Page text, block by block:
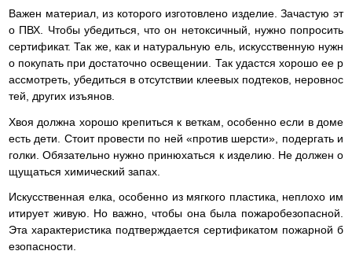
Важен материал, из которого изготовлено изделие. Зачастую эт
о ПВХ. Чтобы убедиться, что он нетоксичный, нужно попросить
сертификат. Так же, как и натуральную ель, искусственную нужн
о покупать при достаточно освещении. Так удастся хорошо ее р
ассмотреть, убедиться в отсутствии клеевых подтеков, неровнос
тей, других изъянов.
Хвоя должна хорошо крепиться к веткам, особенно если в доме
есть дети. Стоит провести по ней «против шерсти», подергать и
голки. Обязательно нужно принюхаться к изделию. Не должен о
щущаться химический запах.
Искусственная елка, особенно из мягкого пластика, неплохо им
итирует живую. Но важно, чтобы она была пожаробезопасной.
Эта характеристика подтверждается сертификатом пожарной б
езопасности.